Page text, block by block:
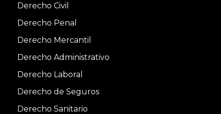
Derecho Civil
Derecho Penal
Derecho Mercantil
Derecho Administrativo
Derecho Laboral
Derecho de Seguros
Derecho Sanitario